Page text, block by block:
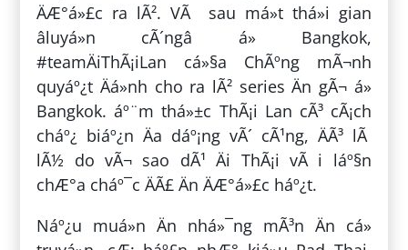
ÄÆ°á»£c ra lÃ². VÃ sau má»t thá»i gian
âluyá»n cÃ´ngâ á» Bangkok,
#teamÄiThÃ¡iLan cá»§a ChÃºng mÃ¬nh
quyáº¿t Äá»nh cho ra lÃ² series Än gÃ¬ á»
Bangkok. áº¨m thá»±c ThÃ¡i Lan cÃ³ cÃ¡ch
cháº¿ biáº¿n Äa dáº¡ng vÃ´ cÃ¹ng, ÄÃ³ lÃ
lÃ½ do vÃ¬ sao dÃ¹ Äi ThÃ¡i vÃ i láº§n
chÆ°a cháº¯c ÄÃ£ Än ÄÆ°á»£c háº¿t.
Náº¿u muá»n Än nhá»¯ng mÃ³n Än cá»